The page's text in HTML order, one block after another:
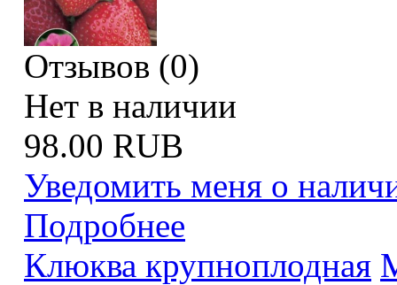
Отзывов (0)
Нет в наличии
98.00 RUB
Уведомить меня о
Подробнее
Клюква крупноплодная